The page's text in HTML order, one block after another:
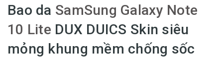
Bao da SamSung Galaxy Note
10 Lite DUX DUICS Skin siêu
mỏng khung mềm chống sốc